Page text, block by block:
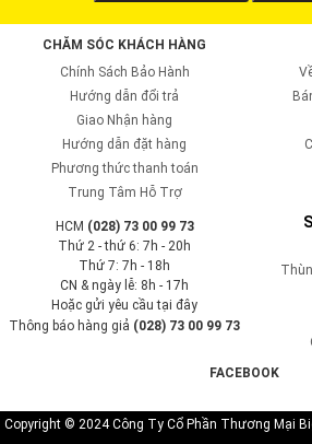
CHĂM SÓC KHÁCH HÀNG
Chính Sách Bảo Hành
Hướng dẫn đổi trả
Giao Nhận hàng
Hướng dẫn đặt hàng
Phương thức thanh toán
Trung Tâm Hỗ Trợ
HCM (028) 73 00 99 73
Thứ 2 - thứ 6: 7h - 20h
Thứ 7: 7h - 18h
CN & ngày lễ: 8h - 17h
Hoặc gửi yêu cầu tại đây
Thông báo hàng giả (028) 73 00 99 73
FACEBOOK
Copyright © 2024 Công Ty Cổ Phần Thương Mại